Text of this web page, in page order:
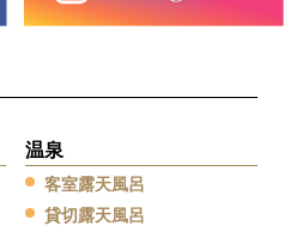
温泉
客室露天風呂
貸切露天風呂